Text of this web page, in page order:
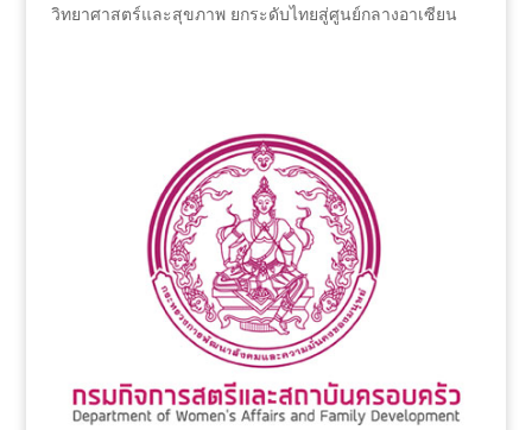
วิทยาศาสตร์และสุขภาพ ยกระดับไทยสู่ศูนย์กลางอาเซียน